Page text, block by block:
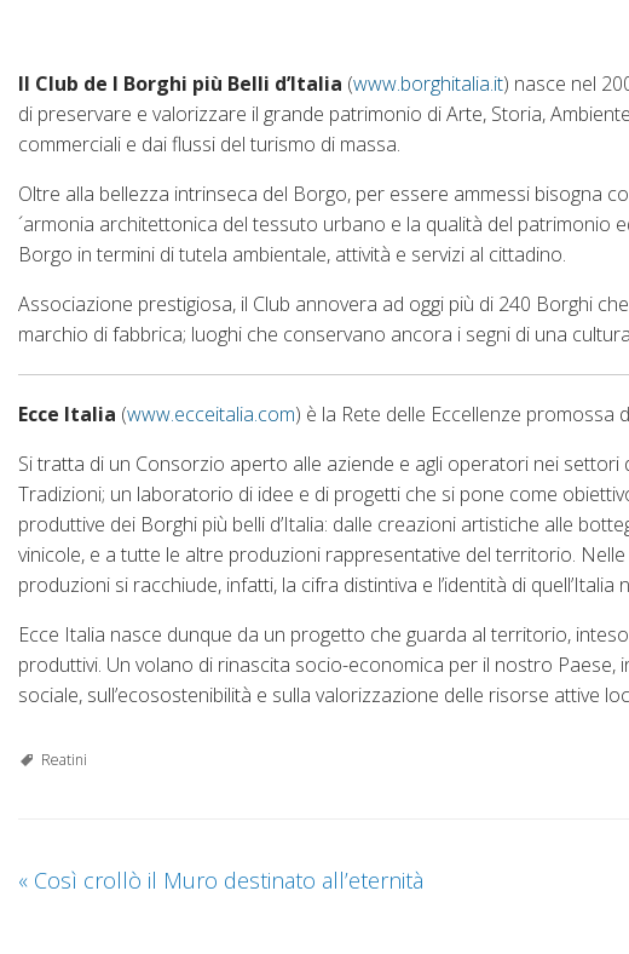
Il Club de I Borghi più Belli d’Italia (www.borghitalia.it) nasce nel
di preservare e valorizzare il grande patrimonio di Arte, Storia,
commerciali e dai flussi del turismo di massa.
Oltre alla bellezza intrinseca del Borgo, per essere ammessi bisogna
´armonia architettonica del tessuto urbano e la qualità del patrimonio
Borgo in termini di tutela ambientale, attività e servizi al cittadino.
Associazione prestigiosa, il Club annovera ad oggi più di 240 Borghi
marchio di fabbrica; luoghi che conservano ancora i segni di una
Ecce Italia (www.ecceitalia.com) è la Rete delle Eccellenze promossa
Si tratta di un Consorzio aperto alle aziende e agli operatori nei settori
Tradizioni; un laboratorio di idee e di progetti che si pone come
produttive dei Borghi più belli d’Italia: dalle creazioni artistiche alle
vinicole, e a tutte le altre produzioni rappresentative del territorio.
produzioni si racchiude, infatti, la cifra distintiva e l’identità di
Ecce Italia nasce dunque da un progetto che guarda al territorio,
produttivi. Un volano di rinascita socio-economica per il nostro
sociale, sull’ecosostenibilità e sulla valorizzazione delle risorse attive
Reatini
« Così crollò il Muro destinato all’eternità